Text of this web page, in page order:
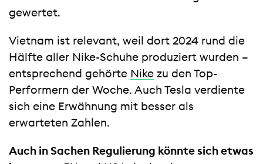
gewertet.
Vietnam ist relevant, weil dort 2024 rund die
Hälfte aller Nike-Schuhe produziert wurden –
entsprechend gehörte Nike zu den Top-
Performern der Woche. Auch Tesla verdiente
sich eine Erwähnung mit besser als
erwarteten Zahlen.
Auch in Sachen Regulierung könnte sich etwas